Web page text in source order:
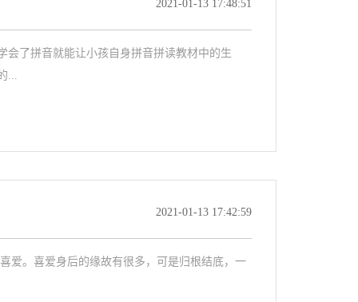
2021-01-13 17:48:51
会了拼音就能让小孩自身拼音拼读教材中的生
...
2021-01-13 17:42:59
爱。喜爱身后的缘故有很多，可是归根结底，一